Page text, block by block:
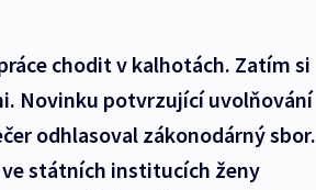
chodit v kalhotách. Zatím si
Novinku potvrzující uvolňování
odhlasoval zákonodárný sbor.
státních institucích ženy